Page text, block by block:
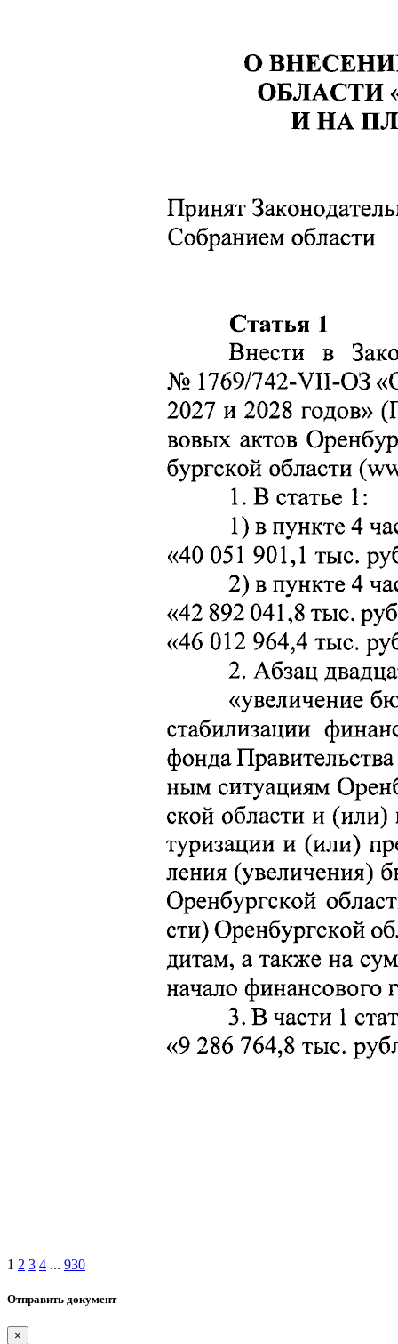
1 2 3 4 ... 930
Отправить документ
×